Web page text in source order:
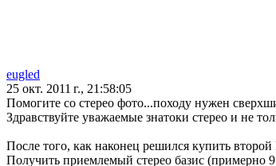
eugled
25 окт. 2011 г., 21:58:05
Помогите со стерео фото...походу нужен
Здравствуйте уважаемые знатоки стерео и не
После того, как наконец решился купить
Получить приемлемый стерео базис (примерно